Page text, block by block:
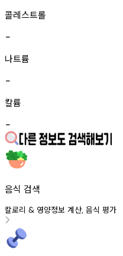
콜레스트롤
-
나트륨
-
칼륨
-
음식 검색
칼로리 & 영양정보 계산, 음식 평가